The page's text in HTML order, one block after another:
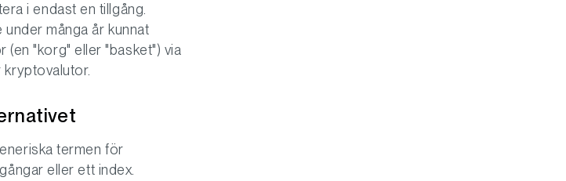
i endast en tillgång.
många år kunnat
"korg" eller "basket") via
termen för
eller ett index.